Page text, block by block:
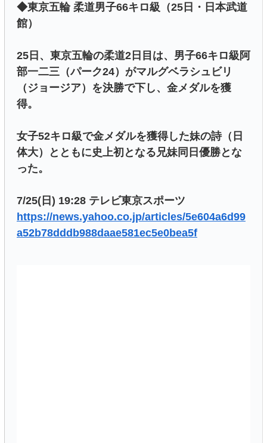
◆東京五輪 柔道男子66キロ級（25日・日本武道
館）
25日、東京五輪の柔道2日目は、男子66キロ級阿
部一二三（パーク24）がマルグベラシュビリ
（ジョージア）を決勝で下し、金メダルを獲
得。
女子52キロ級で金メダルを獲得した妹の詩（日
体大）とともに史上初となる兄妹同日優勝とな
った。
7/25(日) 19:28 テレビ東京スポーツ
https://news.yahoo.co.jp/articles/5e604a6d99
a52b78dddb988daae581ec5e0bea5f